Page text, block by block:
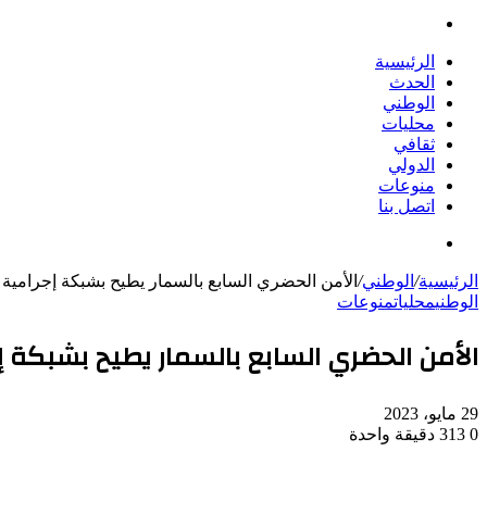
الرئيسية
الحدث
الوطني
محليات
ثقافي
الدولي
منوعات
اتصل بنا
الرئيسية/ الوطني/ الأمن الحضري السابع بالسمار يطيح بشبكة
الوطنيمحلياتمنوعات
الأمن الحضري السابع بالسمار يطيح
29 مايو، 2023
0
دقيقة واحدة